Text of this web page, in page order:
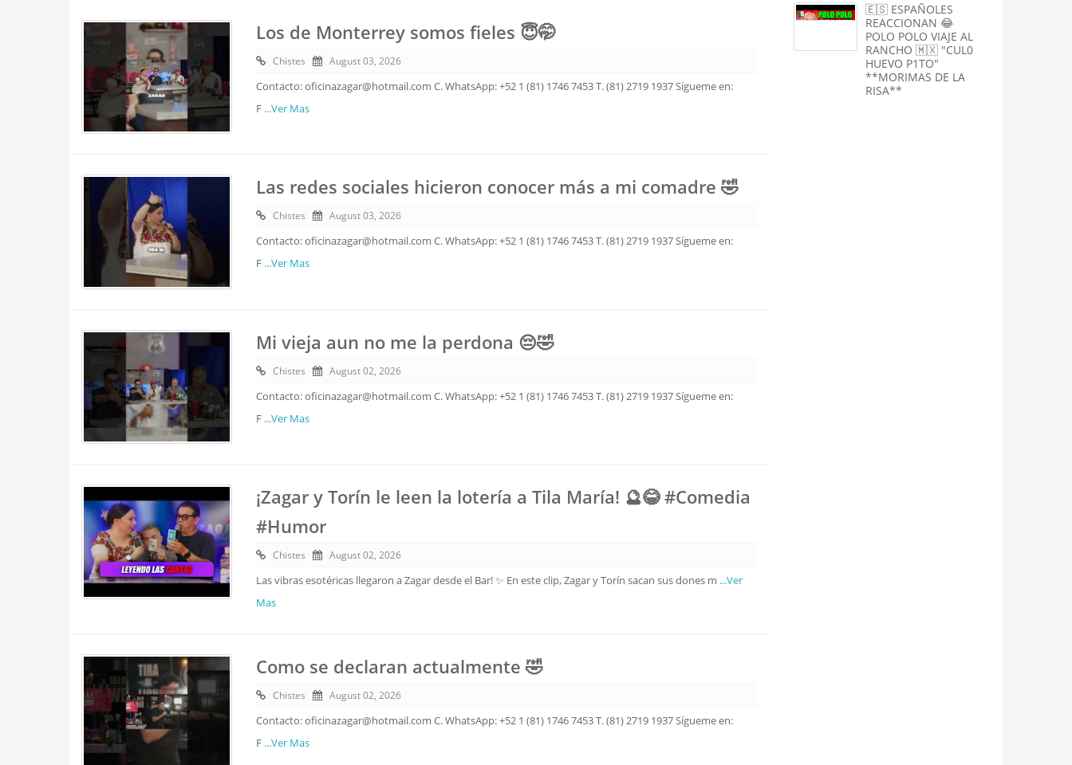
Los de Monterrey somos fieles 😇🤭
Chistes August 03, 2026
Contacto: oficinazagar@hotmail.com C. WhatsApp: +52 1 (81) 1746 7453 T. (81) 2719 1937 Sígueme en:
F ...Ver Mas
Las redes sociales hicieron conocer más a mi comadre 🤣
Chistes August 03, 2026
Contacto: oficinazagar@hotmail.com C. WhatsApp: +52 1 (81) 1746 7453 T. (81) 2719 1937 Sígueme en:
F ...Ver Mas
Mi vieja aun no me la perdona 😔🤣
Chistes August 02, 2026
Contacto: oficinazagar@hotmail.com C. WhatsApp: +52 1 (81) 1746 7453 T. (81) 2719 1937 Sígueme en:
F ...Ver Mas
¡Zagar y Torín le leen la lotería a Tila María! 🔮😂 #Comedia
#Humor
Chistes August 02, 2026
Las vibras esotéricas llegaron a Zagar desde el Bar! ✨ En este clip, Zagar y Torín sacan sus dones m ...Ver
Mas
Como se declaran actualmente 🤣
Chistes August 02, 2026
Contacto: oficinazagar@hotmail.com C. WhatsApp: +52 1 (81) 1746 7453 T. (81) 2719 1937 Sígueme en:
F ...Ver Mas
🇪🇸 ESPAÑOLES
REACCIONAN 😂
POLO POLO VIAJE AL
RANCHO 🇲🇽 "CUL0
HUEVO P1TO"
**MORIMAS DE LA
RISA**